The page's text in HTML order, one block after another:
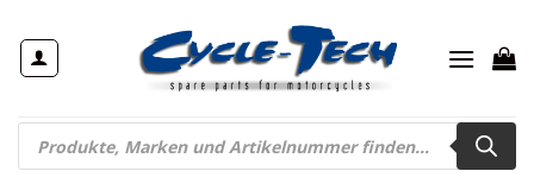
Inhalt
springen
Products
search